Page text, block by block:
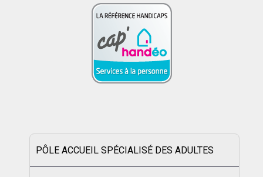
PÔLE ACCUEIL SPÉCIALISÉ DES ADULTES